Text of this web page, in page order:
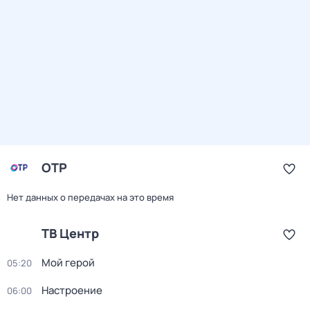
ОТР
Нет данных о передачах на это время
ТВ Центр
05:20 Мой герой
06:00 Настроение